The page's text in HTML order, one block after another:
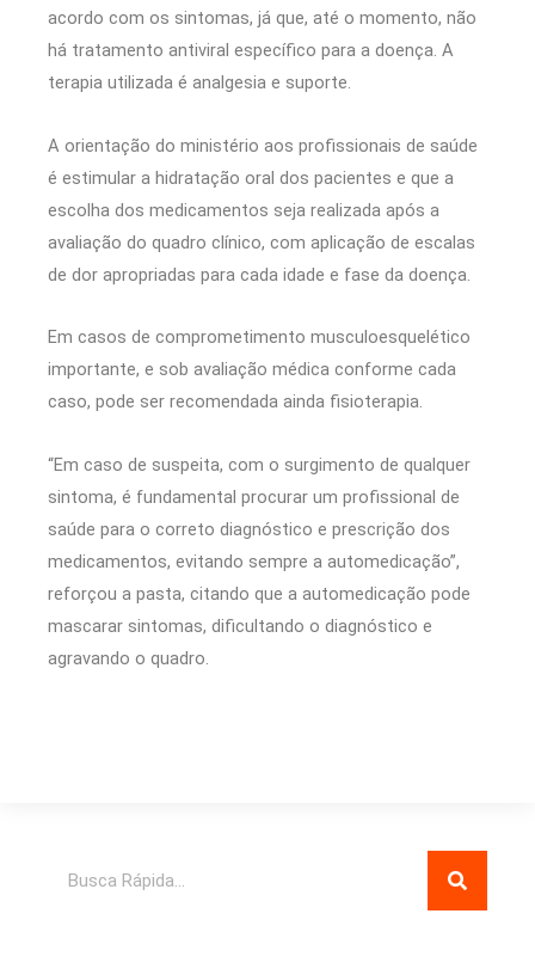
acordo com os sintomas, já que, até o momento, não
há tratamento antiviral específico para a doença. A
terapia utilizada é analgesia e suporte.
A orientação do ministério aos profissionais de saúde
é estimular a hidratação oral dos pacientes e que a
escolha dos medicamentos seja realizada após a
avaliação do quadro clínico, com aplicação de escalas
de dor apropriadas para cada idade e fase da doença.
Em casos de comprometimento musculoesquelético
importante, e sob avaliação médica conforme cada
caso, pode ser recomendada ainda fisioterapia.
“Em caso de suspeita, com o surgimento de qualquer
sintoma, é fundamental procurar um profissional de
saúde para o correto diagnóstico e prescrição dos
medicamentos, evitando sempre a automedicação”,
reforçou a pasta, citando que a automedicação pode
mascarar sintomas, dificultando o diagnóstico e
agravando o quadro.